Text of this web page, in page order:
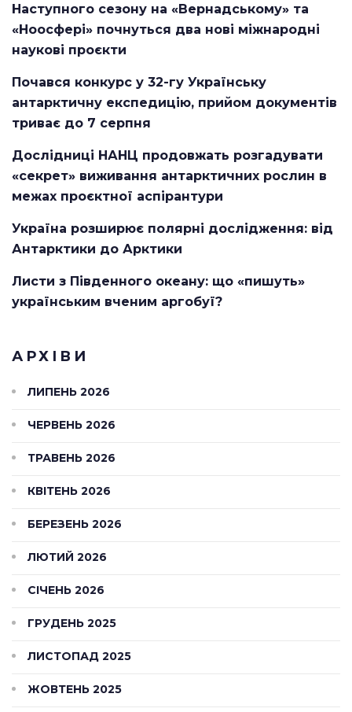
Наступного сезону на «Вернадському» та
«Ноосфері» почнуться два нові міжнародні
наукові проєкти
Почався конкурс у 32-гу Українську
антарктичну експедицію, прийом документів
триває до 7 серпня
Дослідниці НАНЦ продовжать розгадувати
«секрет» виживання антарктичних рослин в
межах проєктної аспірантури
Україна розширює полярні дослідження: від
Антарктики до Арктики
Листи з Південного океану: що «пишуть»
українським вченим аргобуї?
АРХІВИ
ЛИПЕНЬ 2026
ЧЕРВЕНЬ 2026
ТРАВЕНЬ 2026
КВІТЕНЬ 2026
БЕРЕЗЕНЬ 2026
ЛЮТИЙ 2026
СІЧЕНЬ 2026
ГРУДЕНЬ 2025
ЛИСТОПАД 2025
ЖОВТЕНЬ 2025